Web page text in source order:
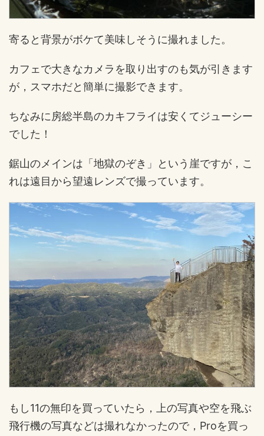
寄ると背景がボケて美味しそうに撮れました。
カフェで大きなカメラを取り出すのも気が引きます
が，スマホだと簡単に撮影できます。
ちなみに房総半島のカキフライは安くてジューシー
でした！
鋸山のメインは「地獄のぞき」という崖ですが，こ
れは遠目から望遠レンズで撮っています。
もし11の無印を買っていたら，上の写真や空を飛ぶ
飛行機の写真などは撮れなかったので，Proを買っ